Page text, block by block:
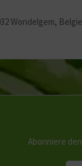
Wondelgem,
Abonniere